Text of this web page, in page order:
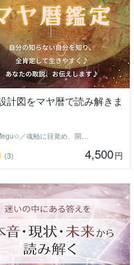
計図をマヤ暦で読み解きま
Megu✩／魂軸に目覚め、開花させる魔女
(3) 4,500円